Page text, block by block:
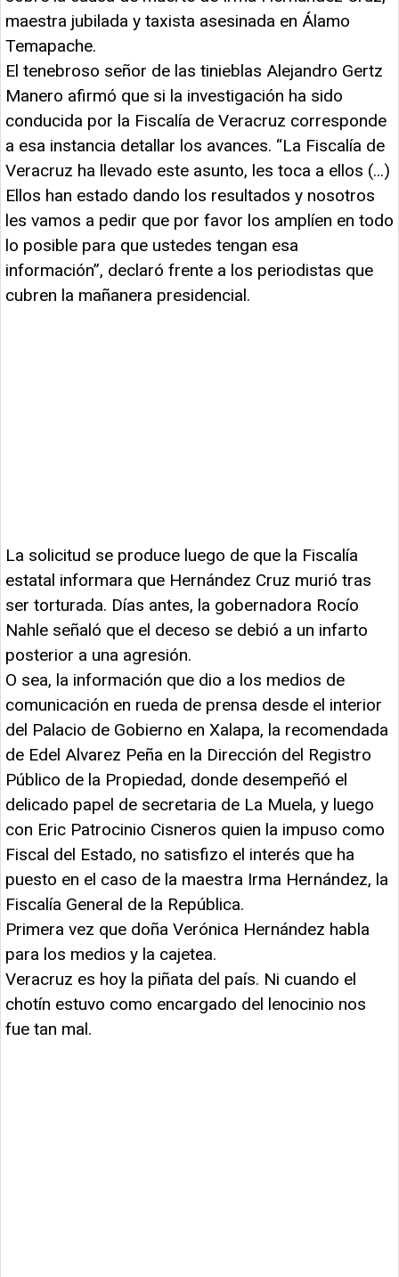
maestra jubilada y taxista asesinada en Álamo
Temapache.
El tenebroso señor de las tinieblas Alejandro Gertz
Manero afirmó que si la investigación ha sido
conducida por la Fiscalía de Veracruz corresponde
a esa instancia detallar los avances. “La Fiscalía de
Veracruz ha llevado este asunto, les toca a ellos (...)
Ellos han estado dando los resultados y nosotros
les vamos a pedir que por favor los amplíen en todo
lo posible para que ustedes tengan esa
información”, declaró frente a los periodistas que
cubren la mañanera presidencial.
La solicitud se produce luego de que la Fiscalía
estatal informara que Hernández Cruz murió tras
ser torturada. Días antes, la gobernadora Rocío
Nahle señaló que el deceso se debió a un infarto
posterior a una agresión.
O sea, la información que dio a los medios de
comunicación en rueda de prensa desde el interior
del Palacio de Gobierno en Xalapa, la recomendada
de Edel Alvarez Peña en la Dirección del Registro
Público de la Propiedad, donde desempeñó el
delicado papel de secretaria de La Muela, y luego
con Eric Patrocinio Cisneros quien la impuso como
Fiscal del Estado, no satisfizo el interés que ha
puesto en el caso de la maestra Irma Hernández, la
Fiscalía General de la República.
Primera vez que doña Verónica Hernández habla
para los medios y la cajetea.
Veracruz es hoy la piñata del país. Ni cuando el
chotín estuvo como encargado del lenocinio nos
fue tan mal.